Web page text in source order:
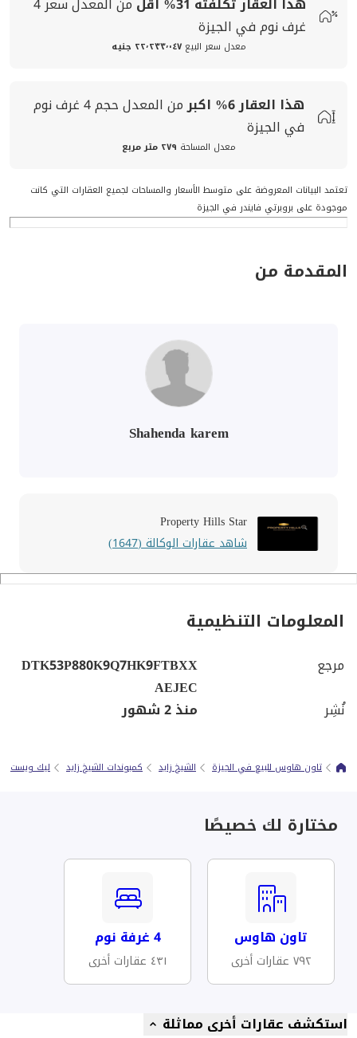
غرف نوم في الجيزة
معدل سعر البيع ٢٢٬٢٣٣٬٠٤٧ جنيه
هذا العقار6% اكبر من المعدل حجم 4 غرف نوم
في الجيزة
معدل المساحة ٢٧٩ متر مربع
تعتمد البيانات المعروضة على متوسط الأسعار والمساحات لجميع العقارات التي كانت
موجودة على بروبرتي فايندر في الجيزة
المقدمة من
Shahenda karem
Property Hills Star
شاهد عقارات الوكالة (1647)
المعلومات التنظيمية
مرجع
DTK53P880K9Q7HK9FTBXX
AEJEC
نُشِر
منذ 2 شهور
تاون هاوس للبيع في الجيزة الشيخ زايد كمبوندات الشيخ زايد ليك ويست
مختارة لك خصيصًا
تاون هاوس
٧٩٢ عقارات أخرى
4 غرفة نوم
٤٣١ عقارات أخرى
استكشف عقارات أخرى مماثلة